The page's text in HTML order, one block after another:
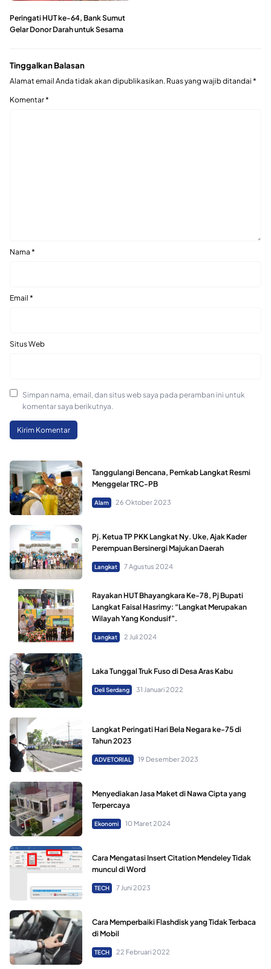
Peringati HUT ke-64, Bank Sumut
Gelar Donor Darah untuk Sesama
Tinggalkan Balasan
Alamat email Anda tidak akan dipublikasikan. Ruas yang wajib ditandai *
Komentar*
Nama *
Email *
Situs Web
Simpan nama, email, dan situs web saya pada peramban ini untuk
komentar saya berikutnya.
Tanggulangi Bencana, Pemkab Langkat Resmi
Menggelar TRC-PB
Alam 26 Oktober 2023
Pj. Ketua TP PKK Langkat Ny. Uke, Ajak Kader
Perempuan Bersinergi Majukan Daerah
Langkat 7 Agustus 2024
Rayakan HUT Bhayangkara Ke-78, Pj Bupati
Langkat Faisal Hasrimy: “Langkat Merupakan
Wilayah Yang Kondusif”.
Langkat 2 Juli 2024
Laka Tunggal Truk Fuso di Desa Aras Kabu
Deli Serdang 31 Januari 2022
Langkat Peringati Hari Bela Negara ke-75 di
Tahun 2023
ADVETORIAL 19 Desember 2023
Menyediakan Jasa Maket di Nawa Cipta yang
Terpercaya
Ekonomi 10 Maret 2024
Cara Mengatasi Insert Citation Mendeley Tidak
muncul di Word
TECH 7 Juni 2023
Cara Memperbaiki Flashdisk yang Tidak Terbaca
di Mobil
TECH 22 Februari 2022